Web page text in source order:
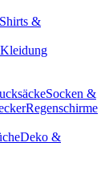
&
Socken &
Regenschirme
Deko &